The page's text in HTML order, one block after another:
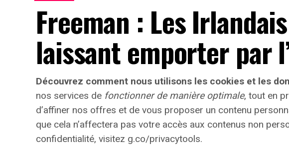
Freeman : Les
laissant emporter par
Découvrez comment nous utilisons les cookies et les
nos services de fonctionner de manière optimale, tout en
d’affiner nos offres et de vous proposer un contenu
que cela n’affectera pas votre accès aux contenus non
confidentialité, visitez g.co/privacytools.